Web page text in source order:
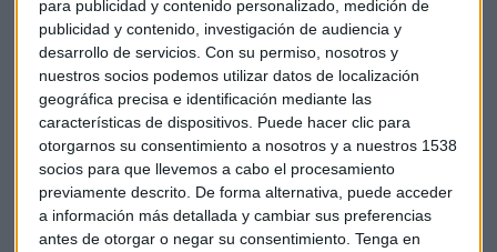
para publicidad y contenido personalizado, medición de
publicidad y contenido, investigación de audiencia y
desarrollo de servicios. Con su permiso, nosotros y
nuestros socios podemos utilizar datos de localización
geográfica precisa e identificación mediante las
características de dispositivos. Puede hacer clic para
otorgarnos su consentimiento a nosotros y a nuestros 1538
socios para que llevemos a cabo el procesamiento
previamente descrito. De forma alternativa, puede acceder
a información más detallada y cambiar sus preferencias
antes de otorgar o negar su consentimiento. Tenga en
La de Italia cae por debajo de los 100. La de Portugal cae a
176 puntos, desde los 183 precedentes. El de Grecia sube 4
hasta los 730.
El barril de crudo Brent para entrega en diciembre abrió hoy
al alza en el Mercado Intercontinental de Futuros de
Londres, al cotizar a 48,44 dólares, una subida del 0,76 %
frente al cierre de la jornada anterior.